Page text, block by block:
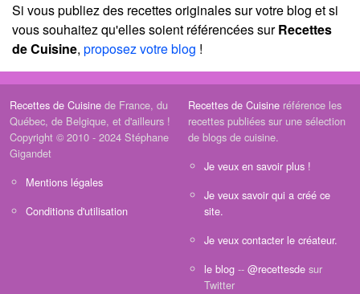
Si vous publiez des recettes originales sur votre blog et si
vous souhaitez qu'elles soient référencées surRecettes
de Cuisine, proposez votre blog !
Recettes de Cuisine de France, du
Québec, de Belgique, et d'ailleurs !
Copyright © 2010 - 2024 Stéphane
Gigandet
Mentions légales
Conditions d'utilisation
Recettes de Cuisine référence les
recettes publiées sur une sélection
de blogs de cuisine.
Je veux en savoir plus !
Je veux savoir qui a créé ce
site.
Je veux contacter le créateur.
le blog -- @recettesde sur
Twitter